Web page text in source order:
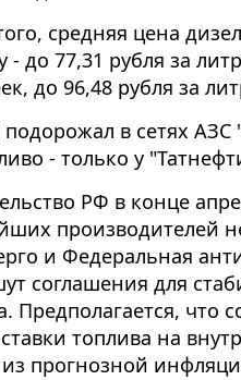
средняя цена
- до 77,31 рубля за
до 96,48 рубля за
в сетях
- только у
РФ в конце
производителей
и Федеральная
соглашения для
Предполагается, что
топлива на
прогнозной